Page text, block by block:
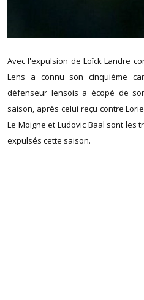
Avec l'expulsion de Loïck Landre
Lens a connu son cinquième
défenseur lensois a écopé de
saison, après celui reçu contre
Le Moigne et Ludovic Baal sont les
expulsés cette saison.